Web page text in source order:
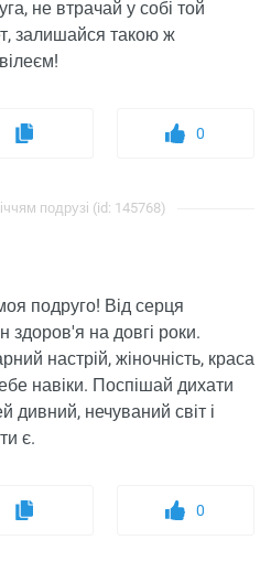
не втрачай у собі той
залишайся такою ж
0
подрузі (id: 145768)
подруго! Від серця
на довгі роки.
настрій, жіночність, краса
навіки. Поспішай дихати
дивний, нечуваний світ і
є.
0